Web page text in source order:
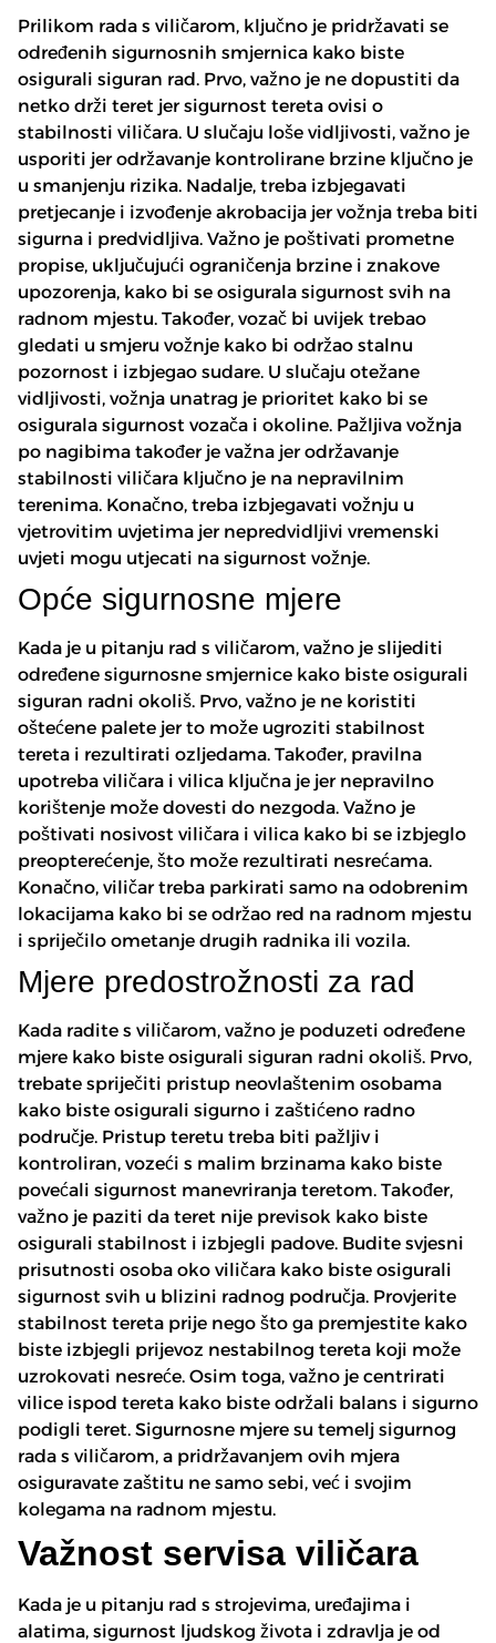
Prilikom rada s viličarom, ključno je pridržavati se
određenih sigurnosnih smjernica kako biste
osigurali siguran rad. Prvo, važno je ne dopustiti da
netko drži teret jer sigurnost tereta ovisi o
stabilnosti viličara. U slučaju loše vidljivosti, važno je
usporiti jer održavanje kontrolirane brzine ključno je
u smanjenju rizika. Nadalje, treba izbjegavati
pretjecanje i izvođenje akrobacija jer vožnja treba biti
sigurna i predvidljiva. Važno je poštivati prometne
propise, uključujući ograničenja brzine i znakove
upozorenja, kako bi se osigurala sigurnost svih na
radnom mjestu. Također, vozač bi uvijek trebao
gledati u smjeru vožnje kako bi održao stalnu
pozornost i izbjegao sudare. U slučaju otežane
vidljivosti, vožnja unatrag je prioritet kako bi se
osigurala sigurnost vozača i okoline. Pažljiva vožnja
po nagibima također je važna jer održavanje
stabilnosti viličara ključno je na nepravilnim
terenima. Konačno, treba izbjegavati vožnju u
vjetrovitim uvjetima jer nepredvidljivi vremenski
uvjeti mogu utjecati na sigurnost vožnje.
Opće sigurnosne mjere
Kada je u pitanju rad s viličarom, važno je slijediti
određene sigurnosne smjernice kako biste osigurali
siguran radni okoliš. Prvo, važno je ne koristiti
oštećene palete jer to može ugroziti stabilnost
tereta i rezultirati ozljedama. Također, pravilna
upotreba viličara i vilica ključna je jer nepravilno
korištenje može dovesti do nezgoda. Važno je
poštivati nosivost viličara i vilica kako bi se izbjeglo
preopterećenje, što može rezultirati nesrećama.
Konačno, viličar treba parkirati samo na odobrenim
lokacijama kako bi se održao red na radnom mjestu
i spriječilo ometanje drugih radnika ili vozila.
Mjere predostrožnosti za rad
Kada radite s viličarom, važno je poduzeti određene
mjere kako biste osigurali siguran radni okoliš. Prvo,
trebate spriječiti pristup neovlaštenim osobama
kako biste osigurali sigurno i zaštićeno radno
područje. Pristup teretu treba biti pažljiv i
kontroliran, vozeći s malim brzinama kako biste
povećali sigurnost manevriranja teretom. Također,
važno je paziti da teret nije previsok kako biste
osigurali stabilnost i izbjegli padove. Budite svjesni
prisutnosti osoba oko viličara kako biste osigurali
sigurnost svih u blizini radnog područja. Provjerite
stabilnost tereta prije nego što ga premjestite kako
biste izbjegli prijevoz nestabilnog tereta koji može
uzrokovati nesreće. Osim toga, važno je centrirati
vilice ispod tereta kako biste održali balans i sigurno
podigli teret. Sigurnosne mjere su temelj sigurnog
rada s viličarom, a pridržavanjem ovih mjera
osiguravate zaštitu ne samo sebi, već i svojim
kolegama na radnom mjestu.
Važnost servisa viličara
Kada je u pitanju rad s strojevima, uređajima i
alatima, sigurnost ljudskog života i zdravlja je od